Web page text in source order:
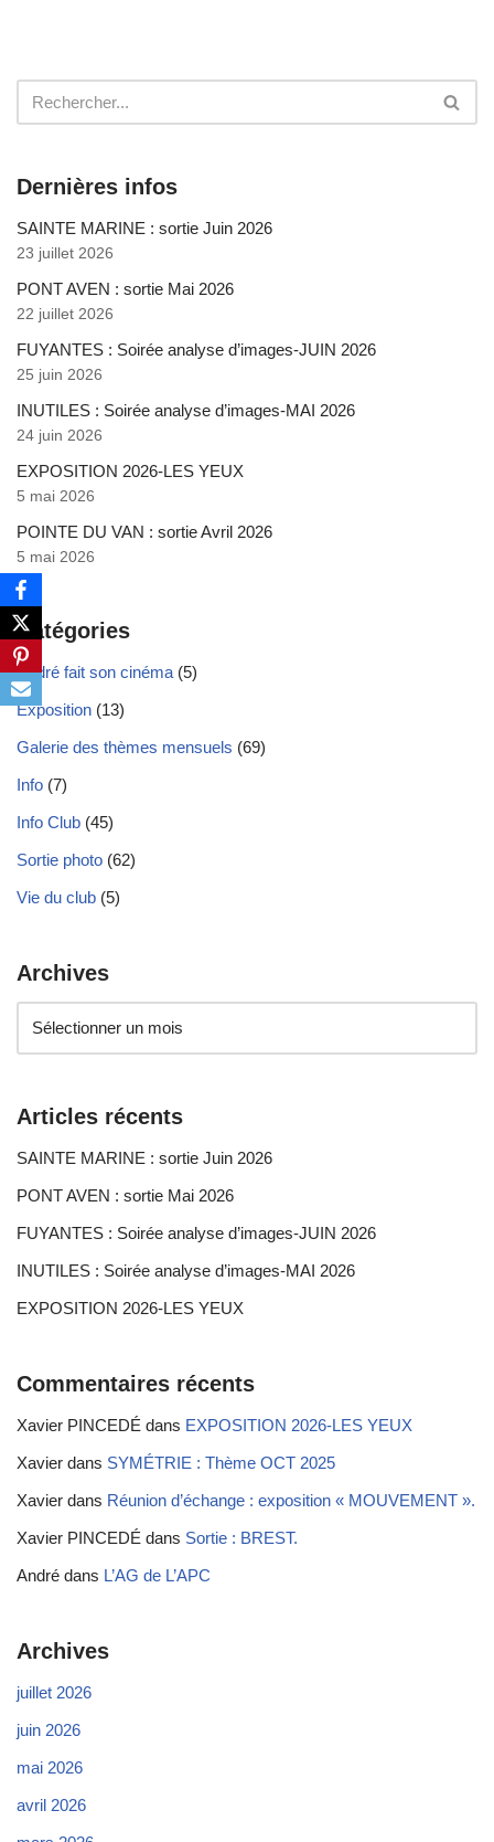
Dernières infos
SAINTE MARINE : sortie Juin 2026
23 juillet 2026
PONT AVEN : sortie Mai 2026
22 juillet 2026
FUYANTES : Soirée analyse d’images-JUIN 2026
25 juin 2026
INUTILES : Soirée analyse d’images-MAI 2026
24 juin 2026
EXPOSITION 2026-LES YEUX
5 mai 2026
POINTE DU VAN : sortie Avril 2026
5 mai 2026
Catégories
André fait son cinéma (5)
Exposition (13)
Galerie des thèmes mensuels (69)
Info (7)
Info Club (45)
Sortie photo (62)
Vie du club (5)
Archives
Articles récents
SAINTE MARINE : sortie Juin 2026
PONT AVEN : sortie Mai 2026
FUYANTES : Soirée analyse d’images-JUIN 2026
INUTILES : Soirée analyse d’images-MAI 2026
EXPOSITION 2026-LES YEUX
Commentaires récents
Xavier PINCEDÉ dans EXPOSITION 2026-LES YEUX
Xavier dans SYMÉTRIE : Thème OCT 2025
Xavier dans Réunion d’échange : exposition « MOUVEMENT ».
Xavier PINCEDÉ dans Sortie : BREST.
André dans L’AG de L’APC
Archives
juillet 2026
juin 2026
mai 2026
avril 2026